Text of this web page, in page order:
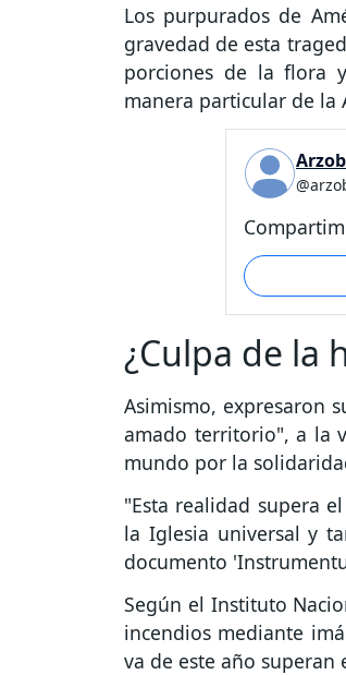
Los purpurados de
gravedad de esta
porciones de la flora
manera particular de la
¿Culpa de la
Asimismo, expresaron
amado territorio", a la
mundo por la
"Esta realidad supera
la Iglesia universal y
documento
Según el Instituto
incendios mediante
va de este año superan